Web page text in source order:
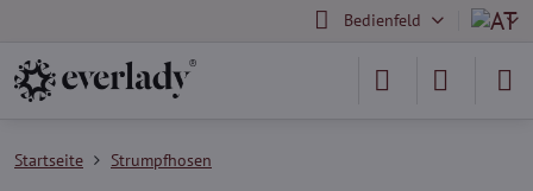
Bedienfeld
Startseite Strumpfhosen